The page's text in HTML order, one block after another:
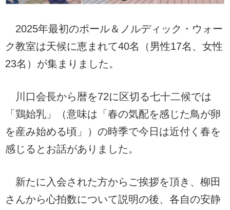
2025年最初のポール＆ノルディック・ウォー
ク教室は天候に恵まれて40名（男性17名、女性
23名）が集まりました。
川口会長から暦を72に区切る七十二候では
「鶏始乳」（意味は「春の気配を感じた鳥が卵
を産み始める頃」）の時季で今日は近付く春を
感じるとお話がありました。
新たに入会された方からご挨拶を頂き、柳田
さんから心拍数について説明の後、各自の安静